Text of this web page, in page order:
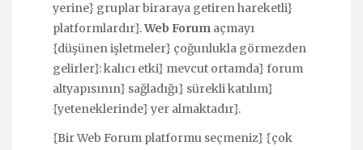
yerine} gruplar biraraya getiren hareketli}
platformlardır}.Web Forum açmayı
{düşünen işletmeler} çoğunlukla görmezden
gelirler}: kalıcı etki} mevcut ortamda} forum
altyapısının} sağladığı} sürekli katılım}
{yeteneklerinde} yer almaktadır}.
{Bir Web Forum platformu seçmeniz} {çok